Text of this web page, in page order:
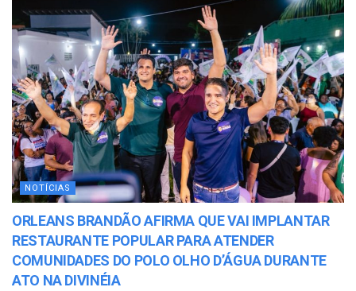
NOTÍCIAS
ORLEANS BRANDÃO AFIRMA QUE VAI IMPLANTAR
RESTAURANTE POPULAR PARA ATENDER
COMUNIDADES DO POLO OLHO D’ÁGUA DURANTE
ATO NA DIVINÉIA